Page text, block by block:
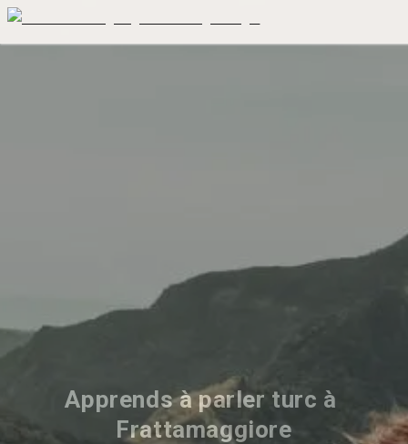
Apprends à parler turc à
Frattamaggiore